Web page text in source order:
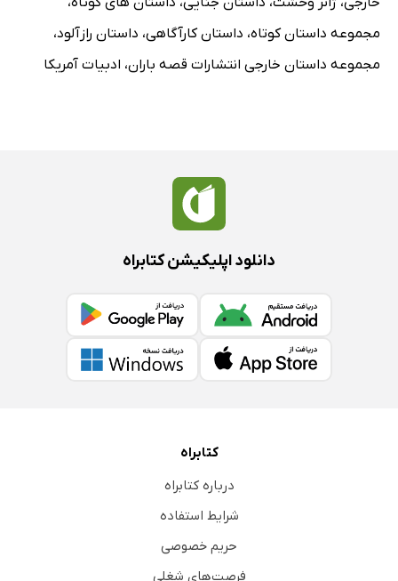
مجموعه داستان کوتاه، داستان کارآگاهی، داستان رازآلود،
مجموعه داستان خارجی انتشارات قصه باران، ادبیات آمریکا
دانلود اپلیکیشن کتابراه
کتابراه
درباره کتابراه
شرایط استفاده
حریم خصوصی
فرصت‌های شغلی